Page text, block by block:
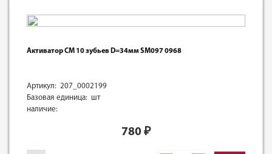
Активатор СМ 10 зубьев D=34мм SM097 0968
Артикул: 207_0002199
Базовая единица: шт
наличие:
780 ₽